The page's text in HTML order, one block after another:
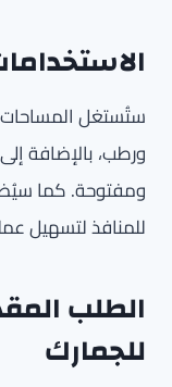
ستُستغل
ورطب، بالإضافة
ومفتوحة. كما
للمنافذ لتسهيل
الطلب
للجمارك